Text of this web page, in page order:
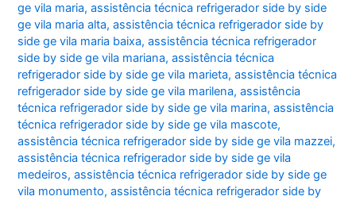
ge vila maria,assistência técnica refrigerador side by side
ge vila maria alta,assistência técnica refrigerador side by
side ge vila maria baixa,assistência técnica refrigerador
side by side ge vila mariana,assistência técnica
refrigerador side by side ge vila marieta,assistência técnica
refrigerador side by side ge vila marilena,assistência
técnica refrigerador side by side ge vila marina,assistência
técnica refrigerador side by side ge vila mascote,
assistência técnica refrigerador side by side ge vila mazzei,
assistência técnica refrigerador side by side ge vila
medeiros,assistência técnica refrigerador side by side ge
vila monumento,assistência técnica refrigerador side by